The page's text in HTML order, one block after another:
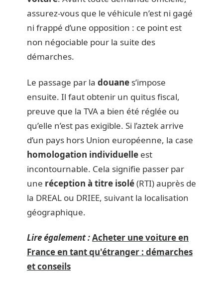
assurez-vous que le véhicule n’est ni gagé
ni frappé d’une opposition : ce point est
non négociable pour la suite des
démarches.
Le passage par la douane s’impose
ensuite. Il faut obtenir un quitus fiscal,
preuve que la TVA a bien été réglée ou
qu’elle n’est pas exigible. Si l’aztek arrive
d’un pays hors Union européenne, la case
homologation individuelle est
incontournable. Cela signifie passer par
une réception à titre isolé(RTI) auprès de
la DREAL ou DRIEE, suivant la localisation
géographique.
Lire également :Acheter une voiture en
France en tant qu'étranger : démarches
et conseils